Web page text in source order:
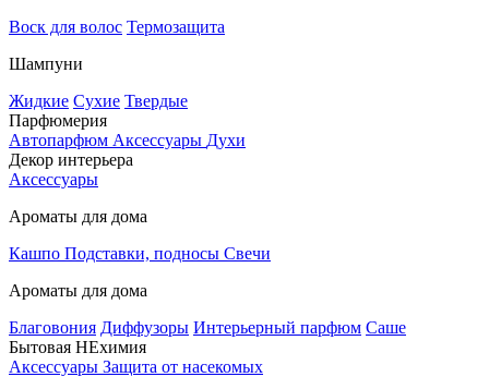
Воск для волос Термозащита
Шампуни
Жидкие Сухие Твердые
Парфюмерия
Автопарфюм Аксессуары Духи
Декор интерьера
Аксессуары
Ароматы для дома
Кашпо Подставки, подносы Свечи
Ароматы для дома
Благовония Диффузоры Интерьерный парфюм Саше
Бытовая НЕхимия
Аксессуары Защита от насекомых